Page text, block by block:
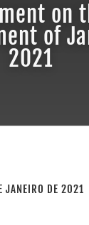
on
of
2021
JANEIRO DE 2021